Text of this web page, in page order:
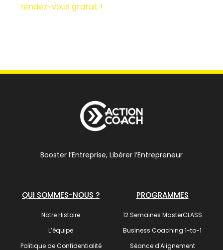
rendez-vous gratuit !
Booster l’Entreprise, Libérer l’Entrepreneur
QUI SOMMES-NOUS ?
Notre Histoire
L’équipe
Politique de Confidentialité
PROGRAMMES
12 Semaines MasterCLASS
Business Coaching 1-to-1
Séance d'Alignement